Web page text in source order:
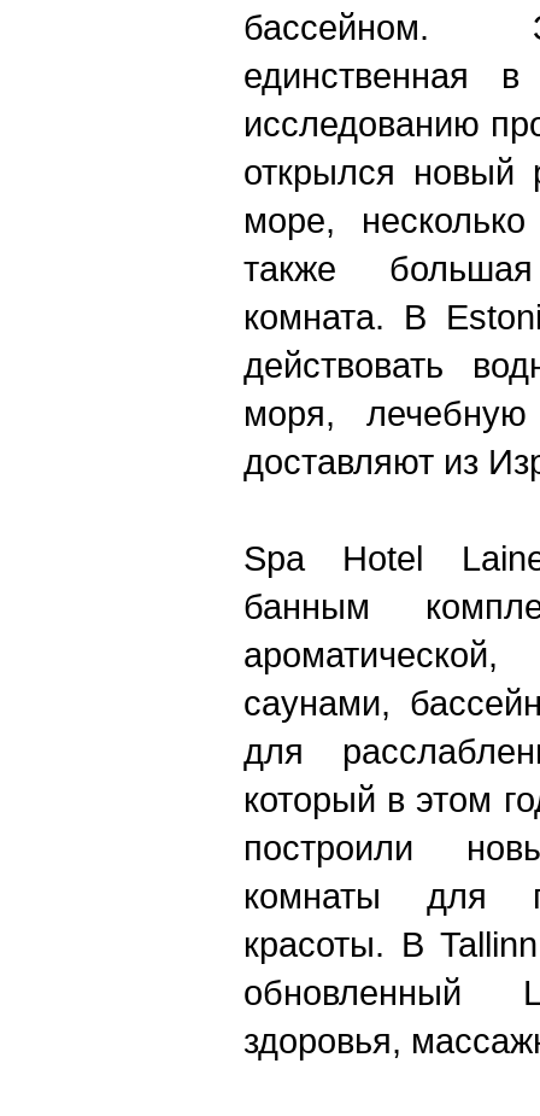
бассейном.
единственная
исследованию
открылся новый
море,
также
комната. В
действовать
моря,
доставляют из
Spa Hotel
банным
саунами,
для
который в этом
построили
комнаты для
красоты. B
обновленный
здоровья,